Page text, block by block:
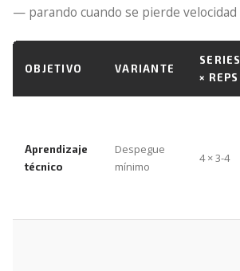
— parando cuando se pierde velocidad
OBJETIVO VARIANTE
SERIES
× REPS
Aprendizaje
técnico
Despegue
mínimo
4 × 3-4